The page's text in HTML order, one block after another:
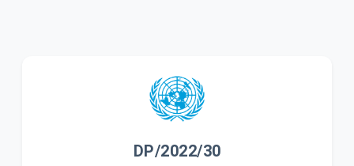
DP/2022/30